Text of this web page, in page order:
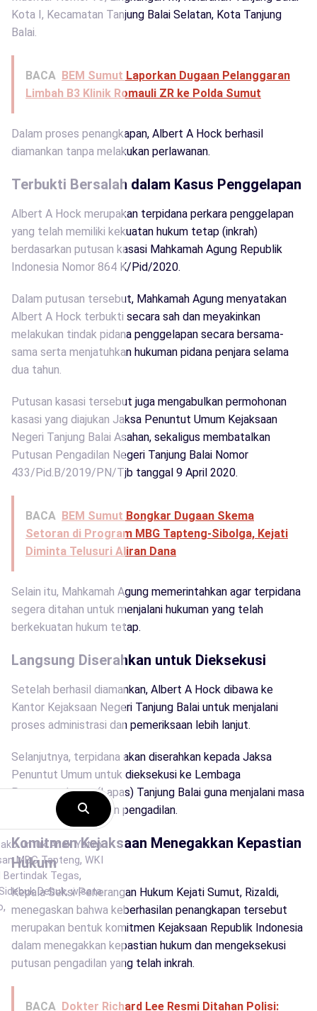
Kota I, Kecamatan Tanjung Balai Selatan, Kota Tanjung
Balai.
BACA BEM Sumut Laporkan Dugaan Pelanggaran
Limbah B3 Klinik Romauli ZR ke Polda Sumut
Dalam proses penangkapan, Albert A Hock berhasil
diamankan tanpa melakukan perlawanan.
Terbukti Bersalah dalam Kasus Penggelapan
Albert A Hock merupakan terpidana perkara penggelapan
yang telah memiliki kekuatan hukum tetap (inkrah)
berdasarkan putusan kasasi Mahkamah Agung Republik
Indonesia Nomor 864 K/Pid/2020.
Dalam putusan tersebut, Mahkamah Agung menyatakan
Albert A Hock terbukti secara sah dan meyakinkan
melakukan tindak pidana penggelapan secara bersama-
sama serta menjatuhkan hukuman pidana penjara selama
dua tahun.
Putusan kasasi tersebut juga mengabulkan permohonan
kasasi yang diajukan Jaksa Penuntut Umum Kejaksaan
Negeri Tanjung Balai Asahan, sekaligus membatalkan
Putusan Pengadilan Negeri Tanjung Balai Nomor
433/Pid.B/2019/PN/Tjb tanggal 9 April 2020.
BACA BEM Sumut Bongkar Dugaan Skema
Setoran di Program MBG Tapteng-Sibolga, Kejati
Diminta Telusuri Aliran Dana
Selain itu, Mahkamah Agung memerintahkan agar terpidana
segera ditahan untuk menjalani hukuman yang telah
berkekuatan hukum tetap.
Langsung Diserahkan untuk Dieksekusi
Setelah berhasil diamankan, Albert A Hock dibawa ke
Kantor Kejaksaan Negeri Tanjung Balai untuk menjalani
proses administrasi dan pemeriksaan lebih lanjut.
Selanjutnya, terpidana akan diserahkan kepada Jaksa
Penuntut Umum untuk dieksekusi ke Lembaga
Pemasyarakatan (Lapas) Tanjung Balai guna menjalani masa
pidana sesuai putusan pengadilan.
Komitmen Kejaksaan Menegakkan Kepastian
Hukum
Kepala Seksi Penerangan Hukum Kejati Sumut, Rizaldi,
menegaskan bahwa keberhasilan penangkapan tersebut
merupakan bentuk komitmen Kejaksaan Republik Indonesia
dalam menegakkan kepastian hukum dan mengeksekusi
putusan pengadilan yang telah inkrah.
BACA Dokter Richard Lee Resmi Ditahan Polisi: